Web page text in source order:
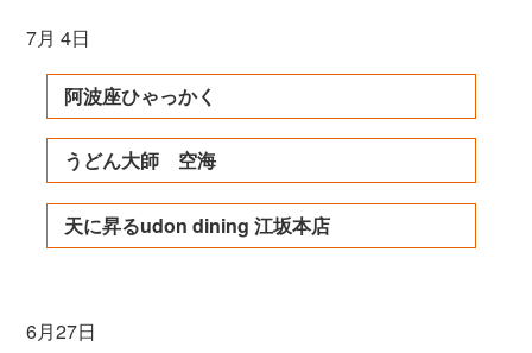
7月 4日
阿波座ひゃっかく
うどん大師 空海
天に昇るudon dining 江坂本店
6月27日